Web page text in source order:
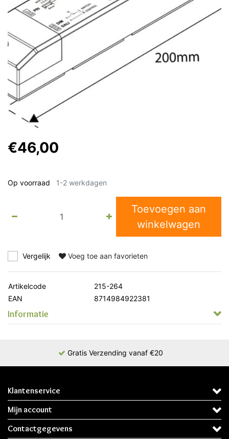
€46,00
Op voorraad 1-2 werkdagen
Toevoegen aan
winkelwagen
Vergelijk Voeg toe aan favorieten
Artikelcode
215-264
EAN
8714984922381
Informatie
Gratis Verzending vanaf €20
Klantenservice
Mijn account
Contactgegevens